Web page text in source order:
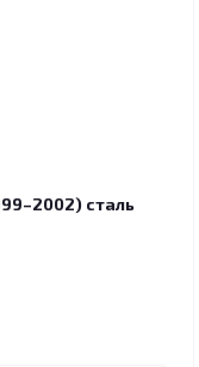
сталь